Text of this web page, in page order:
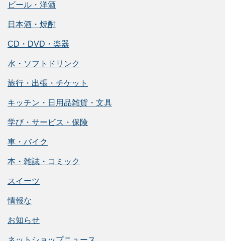
ビール・洋酒
日本酒・焼酎
CD・DVD・楽器
水・ソフトドリンク
旅行・出張・チケット
キッチン・日用品雑貨・文具
学び・サービス・保険
車・バイク
本・雑誌・コミック
スイーツ
情報な
お知らせ